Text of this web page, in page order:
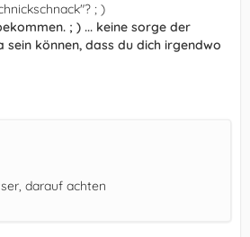
; )
; ) ... keine sorge der
sein können, dass du dich irgendwo
darauf achten